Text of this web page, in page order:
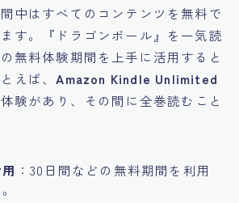
中はすべてのコンテンツを無料で
す。『ドラゴンボール』を一気読
無料体験期間を上手に活用すると
えば、Amazon Kindle Unlimited
験があり、その間に全巻読むこと
：30日間などの無料期間を利用